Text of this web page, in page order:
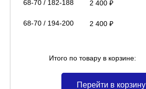
68-70 / 182-188 2 400 ₽
68-70 / 194-200 2 400 ₽
Итого по товару в корзине:
Перейти в корзину